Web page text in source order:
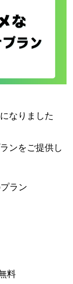
なりました
ンをご提供し
ラン
料